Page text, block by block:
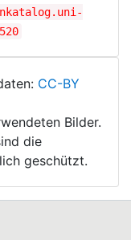
CC-BY
Bilder.
die
geschützt.